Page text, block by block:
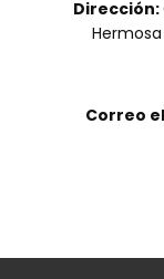
Dirección:
Correo